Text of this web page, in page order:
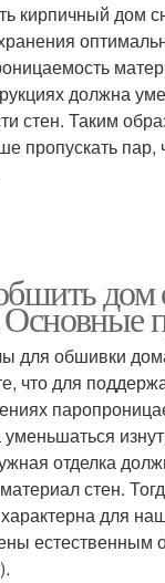
кирпичный дом
должна
стен. Таким
пропускать
дом
для обшивки
что для
отделка
стен.
для
естественным